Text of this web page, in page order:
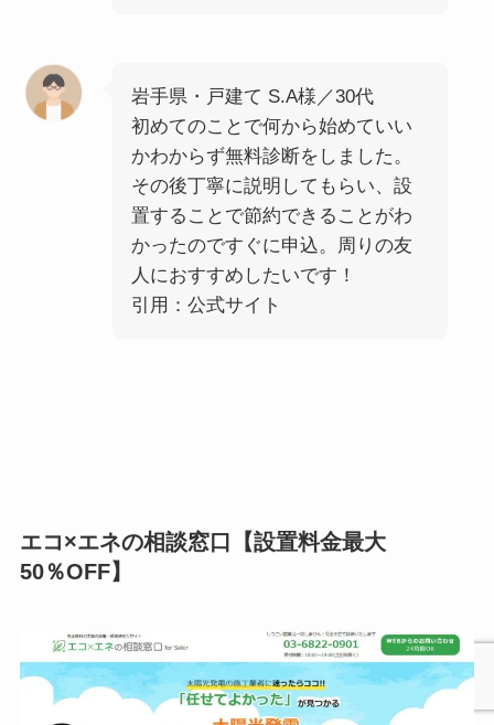
岩手県・戸建て S.A様／30代
初めてのことで何から始めていい
かわからず無料診断をしました。
その後丁寧に説明してもらい、設
置することで節約できることがわ
かったのですぐに申込。周りの友
人におすすめしたいです！
引用：公式サイト
エコ×エネの相談窓口【設置料金最大
50％OFF】